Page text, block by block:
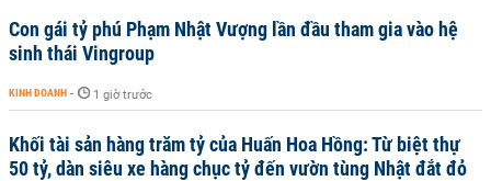
Con gái tỷ phú Phạm Nhật Vượng lần đầu tham gia vào hệ
sinh thái Vingroup
KINH DOANH - 1 giờ trước
Khối tài sản hàng trăm tỷ của Huấn Hoa Hồng: Từ biệt thự
50 tỷ, dàn siêu xe hàng chục tỷ đến vườn tùng Nhật đắt đỏ